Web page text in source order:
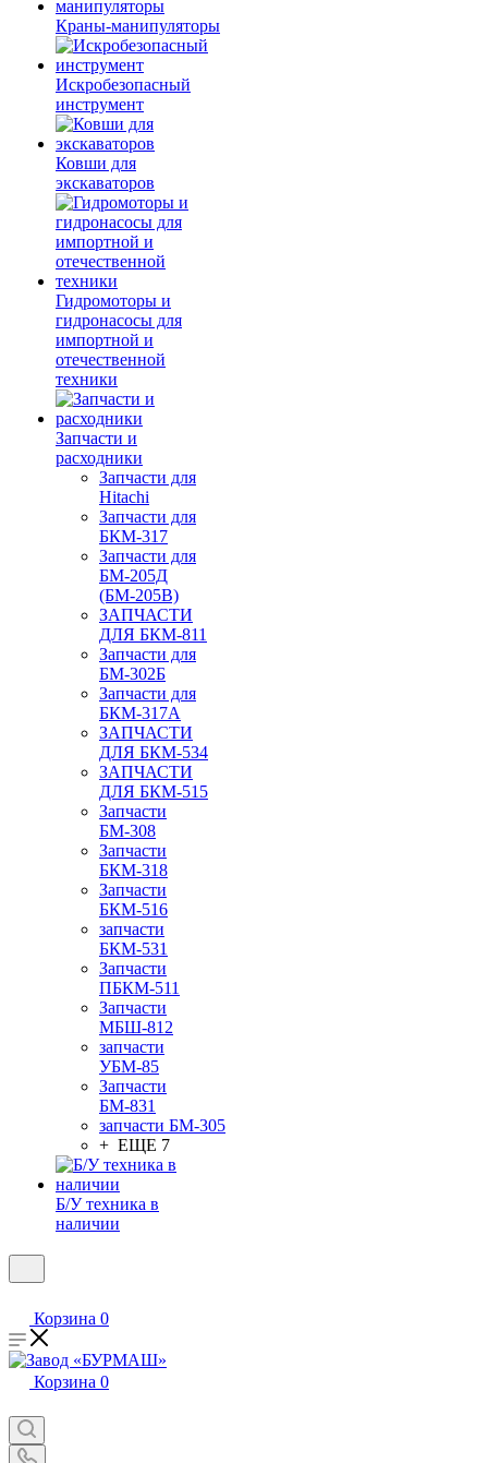
Краны-манипуляторы
Искробезопасный
инструмент
Ковши для
экскаваторов
Гидромоторы и
гидронасосы для
импортной и
отечественной
техники
Запчасти и
расходники
Запчасти для
Hitachi
Запчасти для
БКМ-317
Запчасти для
БМ-205Д
(БМ-205В)
ЗАПЧАСТИ
ДЛЯ БКМ-811
Запчасти для
БМ-302Б
Запчасти для
БКМ-317А
ЗАПЧАСТИ
ДЛЯ БКМ-534
ЗАПЧАСТИ
ДЛЯ БКМ-515
Запчасти
БМ-308
Запчасти
БКМ-318
Запчасти
БКМ-516
запчасти
БКМ-531
Запчасти
ПБКМ-511
Запчасти
МБШ-812
запчасти
УБМ-85
Запчасти
БМ-831
запчасти БМ-305
+ ЕЩЕ 7
Б/У техника в
наличии
Корзина 0
Корзина 0